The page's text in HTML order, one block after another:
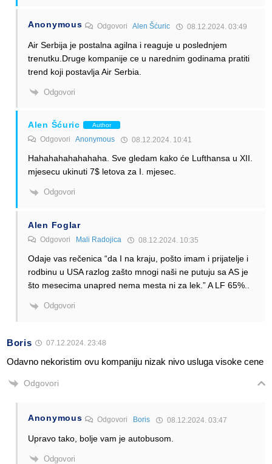
Anonymous OdgovoriAlen Šćuric 08.12.2024. 03:49
Air Serbija je postalna agilna i reaguje u poslednjem
trenutku.Druge kompanije ce u narednim godinama pratiti
trend koji postavlja Air Serbia.
Odgovori
Alen Šćuric Author
Odgovori Anonymous 08.12.2024. 10:41
Hahahahahahahaha. Sve gledam kako će Lufthansa u XII.
mjesecu ukinuti 7$ letova za I. mjesec.
Odgovori
Alen Foglar
Odgovori Mali Radojica 08.12.2024. 10:35
Odaje vas rečenica “da I na kraju, pošto imam i prijatelje i
rodbinu u USA razlog zašto mnogi naši ne putuju sa AS je
što mesecima unapred nema mesta ni za lek.” A LF 65%..
Odgovori
Boris 07.12.2024. 23:48
Odavno nekoristim ovu kompaniju nizak nivo usluga visoke cene
Odgovori
Anonymous Odgovori Boris 08.12.2024. 03:47
Upravo tako, bolje vam je autobusom.
Odgovori